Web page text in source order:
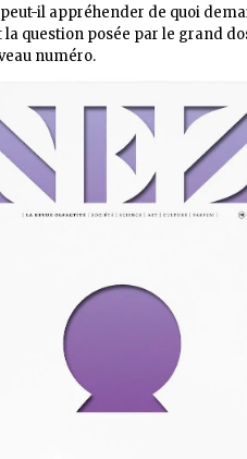
il appréhender de quoi
la question posée par le grand
numéro.